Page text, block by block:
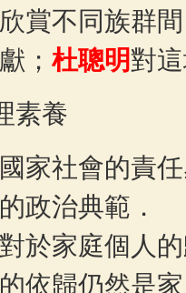
賞不同族群
；杜聰明對
素養
家社會的責
政治典範．
於家庭個人
依歸仍然是